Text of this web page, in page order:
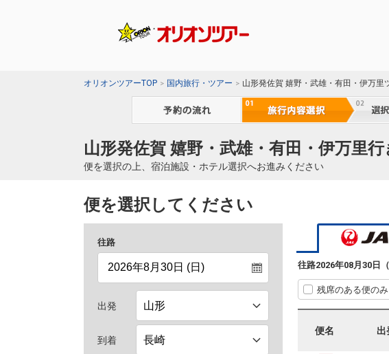
オリオンツアーTOP 国内旅行・ツアー 山形発佐賀 嬉野・武雄・有田・伊万里
山形発佐賀 嬉野・武雄・有田・伊万里
便を選択の上、宿泊施設・ホテル選択へお進みください
便を選択してください
往路
出発
到着
往路2026年08月30日（
残席のある便のみ
便名 出
2234便
乗継便あり
山
クラスJを
2234便